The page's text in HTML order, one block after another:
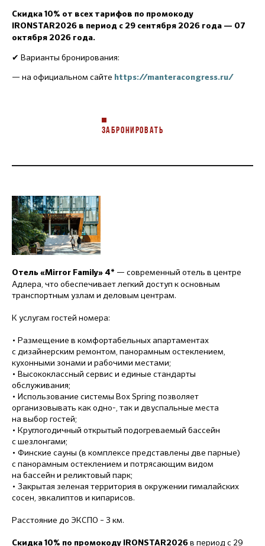
Скидка 10% от всех тарифов по промокоду
IRONSTAR2026 в период с 29 сентября 2026 года — 07
октября 2026 года.
✔ Варианты бронирования:
— на официальном сайте https://manteracongress.ru/
ЗАБРОНИРОВАТЬ
Отель «Mirror Family» 4* — современный отель в центре
Адлера, что обеспечивает легкий доступ к основным
транспортным узлам и деловым центрам.
К услугам гостей номера:
• Размещение в комфортабельных апартаментах
с дизайнерским ремонтом, панорамным остеклением,
кухонными зонами и рабочими местами;
• Высококлассный сервис и единые стандарты
обслуживания;
• Использование системы Box Spring позволяет
организовывать как одно-, так и двуспальные места
на выбор гостей;
• Круглогодичный открытый подогреваемый бассейн
с шезлонгами;
• Финские сауны (в комплексе представлены две парные)
с панорамным остеклением и потрясающим видом
на бассейн и реликтовый парк;
• Закрытая зеленая территория в окружении гималайских
сосен, эвкалиптов и кипарисов.
Расстояние до ЭКСПО – 3 км.
Скидка 10% по промокоду IRONSTAR2026 в период с 29